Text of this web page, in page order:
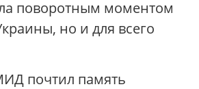
поворотным моментом
но и для всего
почтил память